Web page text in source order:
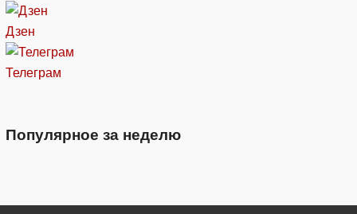
Дзен
Телеграм
Популярное за неделю